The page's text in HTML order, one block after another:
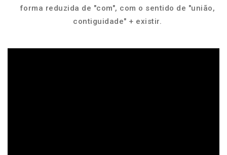
forma reduzida de "com", com o sentido de "união,
contiguidade" + existir.